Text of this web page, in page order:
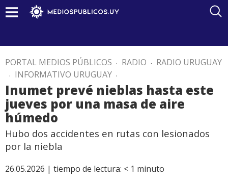
PORTAL MEDIOS PÚBLICOS . RADIO . RADIO URUGUAY
. INFORMATIVO URUGUAY .
Inumet prevé nieblas hasta este
jueves por una masa de aire
húmedo
Hubo dos accidentes en rutas con lesionados
por la niebla
26.05.2026 | tiempo de lectura: < 1 minuto